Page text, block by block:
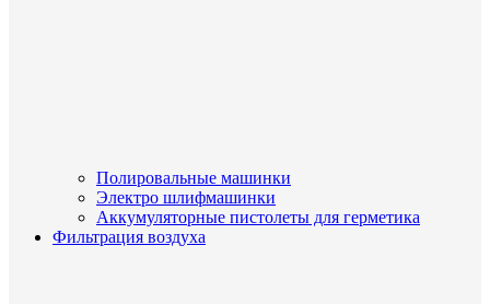
Полировальные машинки
Электро шлифмашинки
Аккумуляторные пистолеты для герметика
Фильтрация воздуха